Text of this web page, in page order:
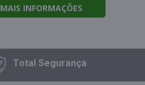
MAIS INFORMAÇÕES
Total Segurança